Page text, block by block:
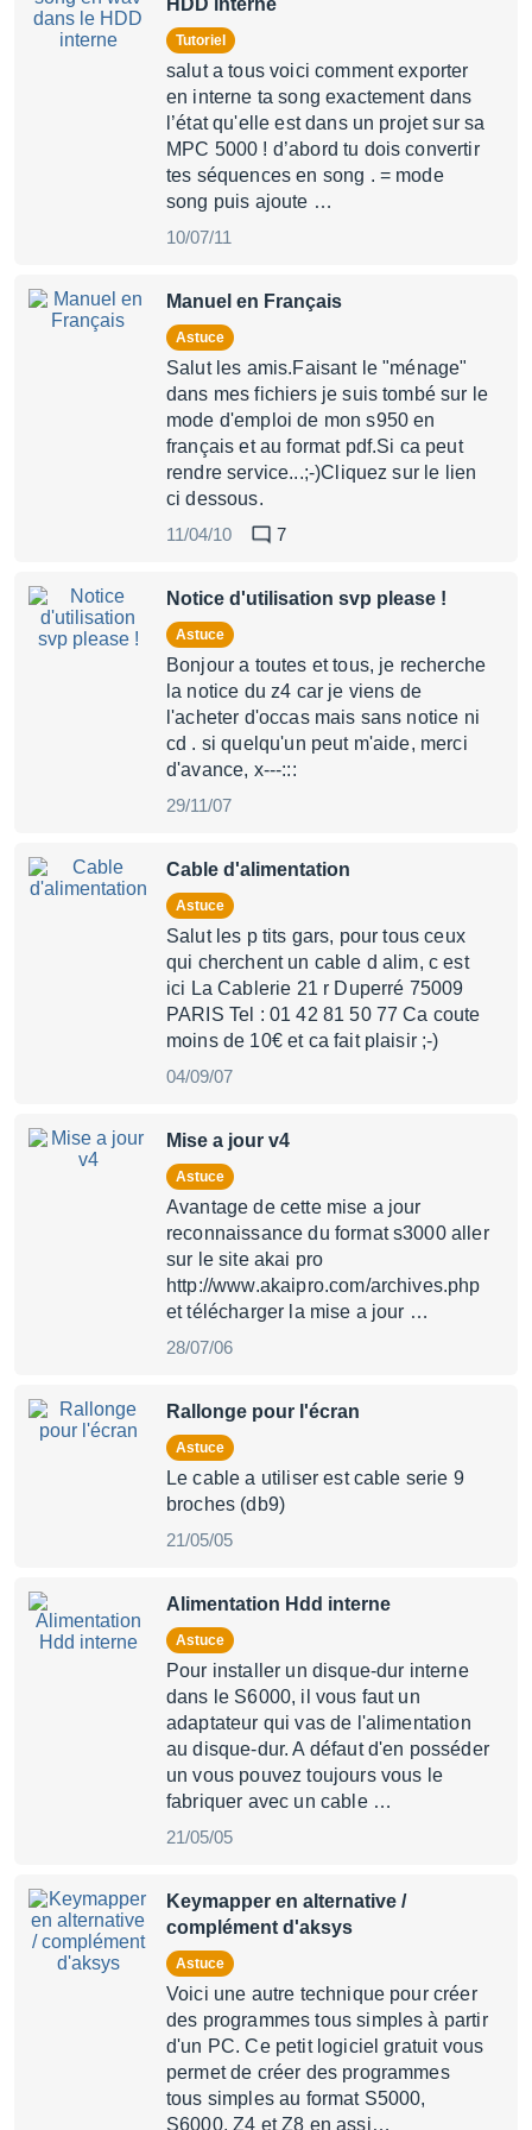
HDD interne
Tutoriel
salut a tous voici comment exporter
en interne ta song exactement dans
l’état qu'elle est dans un projet sur sa
MPC 5000 ! d’abord tu dois convertir
tes séquences en song . = mode
song puis ajoute …
10/07/11
Manuel en Français
Astuce
Salut les amis.Faisant le "ménage"
dans mes fichiers je suis tombé sur le
mode d'emploi de mon s950 en
français et au format pdf.Si ca peut
rendre service...;-)Cliquez sur le lien
ci dessous.
11/04/10
7
Notice d'utilisation svp please !
Astuce
Bonjour a toutes et tous, je recherche
la notice du z4 car je viens de
l'acheter d'occas mais sans notice ni
cd . si quelqu'un peut m'aide, merci
d'avance, x---:::
29/11/07
Cable d'alimentation
Astuce
Salut les p tits gars, pour tous ceux
qui cherchent un cable d alim, c est
ici La Cablerie 21 r Duperré 75009
PARIS Tel : 01 42 81 50 77 Ca coute
moins de 10€ et ca fait plaisir ;-)
04/09/07
Mise a jour v4
Astuce
Avantage de cette mise a jour
reconnaissance du format s3000 aller
sur le site akai pro
http://www.akaipro.com/archives.php
et télécharger la mise a jour …
28/07/06
Rallonge pour l'écran
Astuce
Le cable a utiliser est cable serie 9
broches (db9)
21/05/05
Alimentation Hdd interne
Astuce
Pour installer un disque-dur interne
dans le S6000, il vous faut un
adaptateur qui vas de l'alimentation
au disque-dur. A défaut d'en posséder
un vous pouvez toujours vous le
fabriquer avec un cable …
21/05/05
Keymapper en alternative /
complément d'aksys
Astuce
Voici une autre technique pour créer
des programmes tous simples à partir
d'un PC. Ce petit logiciel gratuit vous
permet de créer des programmes
tous simples au format S5000,
S6000, Z4 et Z8 en assi…